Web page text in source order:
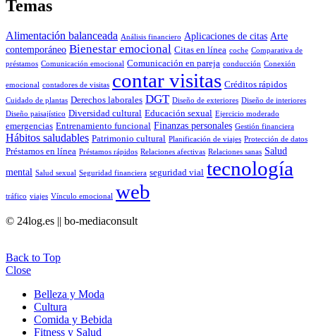
Temas
Alimentación balanceada Análisis financiero Aplicaciones de citas Arte
contemporáneo Bienestar emocional Citas en línea coche Comparativa de
préstamos Comunicación emocional Comunicación en pareja conducción Conexión
emocional contadores de visitas contar visitas Créditos rápidos
Cuidado de plantas Derechos laborales DGT Diseño de exteriores Diseño de interiores
Diseño paisajístico Diversidad cultural Educación sexual Ejercicio moderado
emergencias Entrenamiento funcional Finanzas personales Gestión financiera
Hábitos saludables Patrimonio cultural Planificación de viajes Protección de datos
Préstamos en línea Préstamos rápidos Relaciones afectivas Relaciones sanas Salud
mental Salud sexual Seguridad financiera seguridad vial tecnología
tráfico viajes Vínculo emocional web
© 24log.es || bo-mediaconsult
Back to Top
Close
Belleza y Moda
Cultura
Comida y Bebida
Fitness y Salud